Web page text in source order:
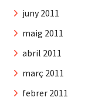
juny 2011
maig 2011
abril 2011
març 2011
febrer 2011